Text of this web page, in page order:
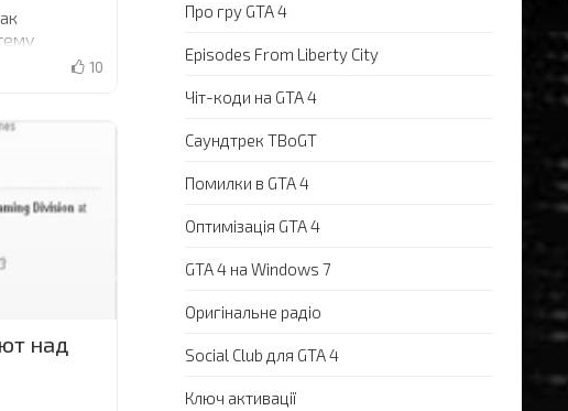
10
над
Про гру GTA 4
Episodes From Liberty City
Чіт-коди на GTA 4
Саундтрек TBoGT
Помилки в GTA 4
Оптимізація GTA 4
GTA 4 на Windows 7
Оригінальне радіо
Social Club для GTA 4
Ключ активації